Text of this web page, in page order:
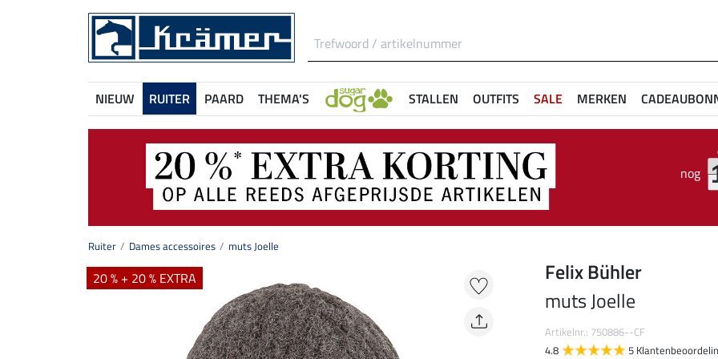
NIEUW RUITER PAARD THEMA'S STALLEN OUTFITS SALE MERKEN
nog
Ruiter Dames accessoires muts Joelle
20 % + 20 % EXTRA
Felix Bühler
muts Joelle
Artikelnr.: 750886--CF
4.8
5